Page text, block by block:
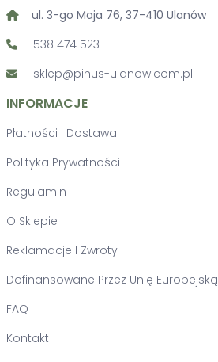
ul. 3-go Maja 76, 37-410 Ulanów
538 474 523
sklep@pinus-ulanow.com.pl
INFORMACJE
Płatności I Dostawa
Polityka Prywatności
Regulamin
O Sklepie
Reklamacje I Zwroty
Dofinansowane Przez Unię Europejską
FAQ
Kontakt